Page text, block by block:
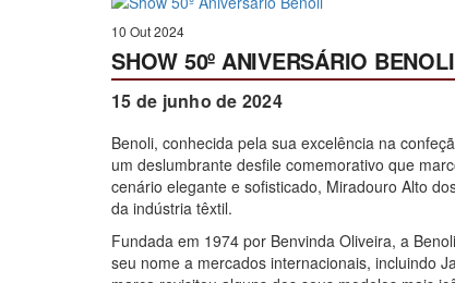
10 Out 2024
SHOW 50º ANIVERSÁRIO BENOLI
15 de junho de 2024
Benoli, conhecida pela sua excelência na
um deslumbrante desfile comemorativo que
cenário elegante e sofisticado, Miradouro Alto
da indústria têxtil.
Fundada em 1974 por Benvinda Oliveira, a
seu nome a mercados internacionais, incluindo